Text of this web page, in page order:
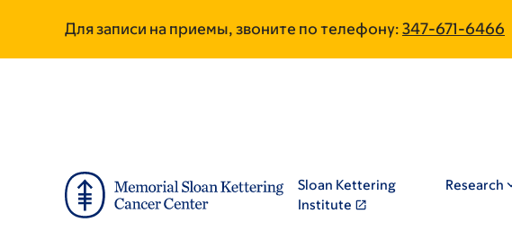
main
footer
Для записи на приемы, звоните по телефону: 347-671-6466
Sloan Kettering
Institute
Research